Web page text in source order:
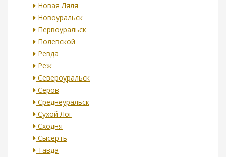
Новая Ляля
Новоуральск
Первоуральск
Полевской
Ревда
Реж
Североуральск
Серов
Среднеуральск
Сухой Лог
Сходня
Сысерть
Тавда